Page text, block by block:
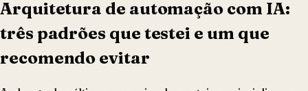
Arquitetura de automação com IA:
três padrões que testei e um que
recomendo evitar